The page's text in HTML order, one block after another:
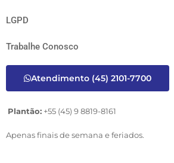
LGPD
Trabalhe Conosco
Atendimento (45) 2101-7700
Plantão: +55 (45) 9 8819-8161
Apenas finais de semana e feriados.